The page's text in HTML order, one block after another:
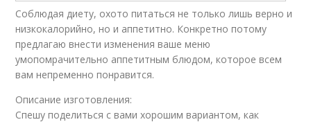
Соблюдая диету, охото питаться не только лишь верно и
низкокалорийно, нo и аппетитно. Конкретно потому
предлагаю внести изменения ваше меню
умопомрачительно аппетитным блюдом, которое всем
вам непременно понравится.
Описание изготовления:
Спешу поделиться с вами хорошим вариантом, как